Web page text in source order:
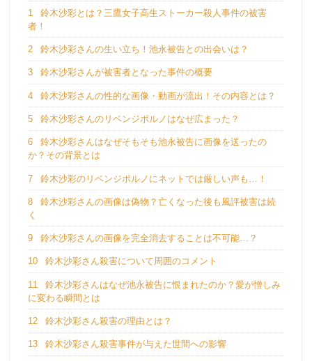
1
鈴木沙彩とは？三鷹女子高生ストーカー殺人事件の被害
者！
2 鈴木沙彩さんの生い立ち！池永被告との出会いは？
3 鈴木沙彩さんが被害者となった事件の概要
4 鈴木沙彩さんの性的な画像・動画が流出！その内容とは？
5 鈴木沙彩さんのリベンジポルノはなぜ広まった？
6
鈴木沙彩さんはなぜそもそも池永被告に画像を送ったの
か？その背景とは
7 鈴木沙彩のリベンジポルノにネットでは厳しい声も…！
8
鈴木沙彩さんの画像は偽物？亡くなった後も風評被害は続
く
9 鈴木沙彩さんの画像を完全消去することは不可能…？
10 鈴木沙彩さん殺害について周囲のコメント
11
鈴木沙彩さんはなぜ池永被告に恨まれたのか？愛が憎しみ
に変わる瞬間とは
12 鈴木沙彩さん殺害の理由とは？
13 鈴木沙彩さん殺害事件が与えた世間への影響